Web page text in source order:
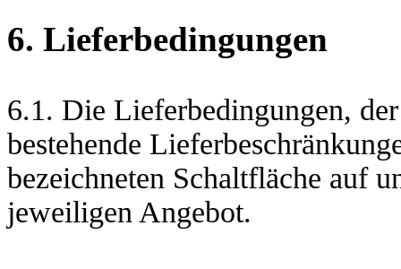
6. Lieferbedingungen
6.1. Die Lieferbedingungen,
bestehende
bezeichneten Schaltfläche auf
jeweiligen Angebot.